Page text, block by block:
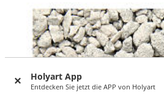
Holyart App
Entdecken Sie jetzt die APP von Holyart